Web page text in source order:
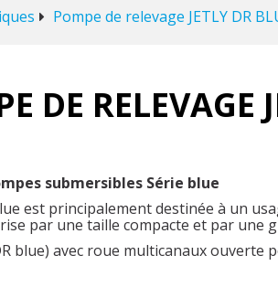
Pompe de relevage JETLY DR
DE RELEVAGE
submersibles Série blue
est principalement destinée à un
par une taille compacte et par une
blue) avec roue multicanaux ouverte